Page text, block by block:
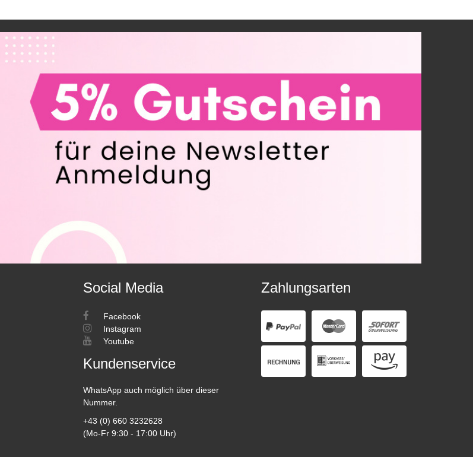
Social Media
Facebook
Instagram
Youtube
Kundenservice
WhatsApp auch möglich über dieser
Nummer.
+43 (0) 660 3232628
(Mo-Fr 9:30 - 17:00 Uhr)
Zahlungsarten